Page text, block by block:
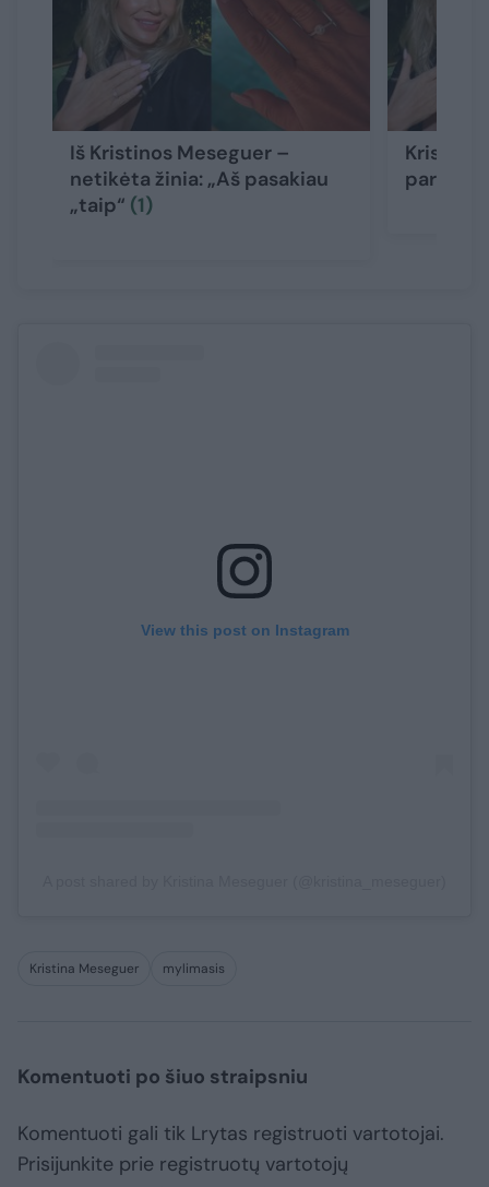
Iš Kristinos Meseguer –
netikėta žinia: „Aš pasakiau
„taip“ (1)
Kristina
parodė
View this post on Instagram
Kristina Meseguer mylimasis
Komentuoti po šiuo straipsniu
Komentuoti gali tik Lrytas registruoti vartotojai.
Prisijunkite prie registruotų vartotojų